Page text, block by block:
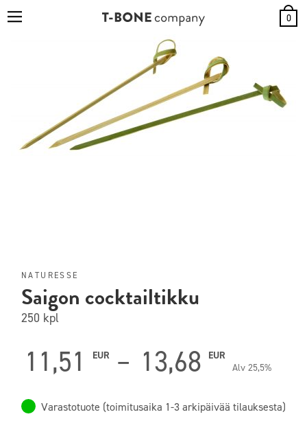
0
NATURESSE
Saigon cocktailtikku
250 kpl
11,51 EUR – 13,68 EUR
11,51
Alv 25,5%
Varastotuote (toimitusaika 1-3 arkipäivää tilauksesta)